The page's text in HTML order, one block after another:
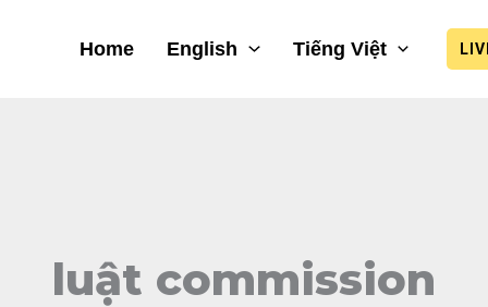
Home English Tiếng Việt
luật commission